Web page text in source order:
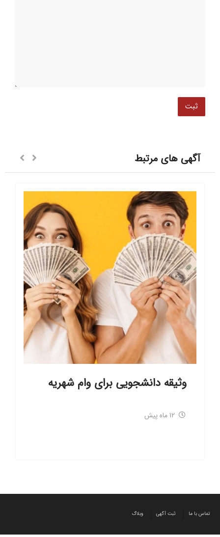
آگهی های مرتبط
وثیقه دانشجویی برای وام شهریه
12 ماه پیش
تماس با ما ثبت آگهی وبلاگ